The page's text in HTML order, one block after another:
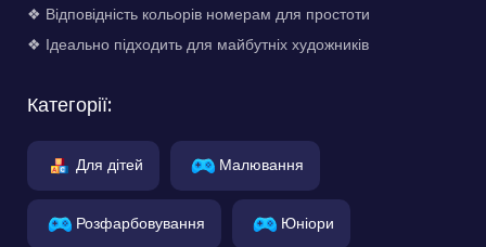
❖ Відповідність кольорів номерам для простоти
❖ Ідеально підходить для майбутніх художників
Категорії:
Для дітей Малювання
Розфарбовування Юніори